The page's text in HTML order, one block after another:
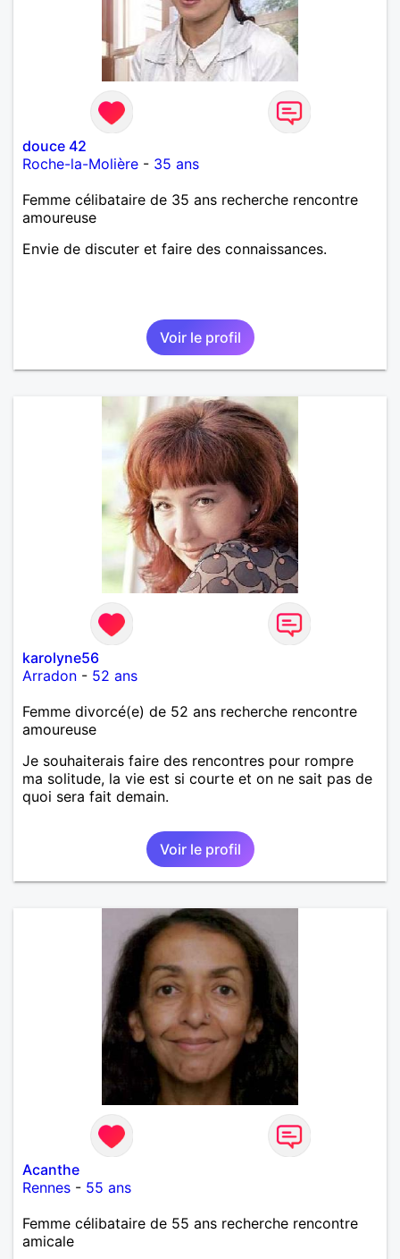
douce 42
Roche-la-Molière - 35 ans
Femme célibataire de 35 ans recherche rencontre
amoureuse
Envie de discuter et faire des connaissances.
Voir le profil
karolyne56
Arradon - 52 ans
Femme divorcé(e) de 52 ans recherche rencontre
amoureuse
Je souhaiterais faire des rencontres pour rompre
ma solitude, la vie est si courte et on ne sait pas de
quoi sera fait demain.
Voir le profil
Acanthe
Rennes - 55 ans
Femme célibataire de 55 ans recherche rencontre
amicale